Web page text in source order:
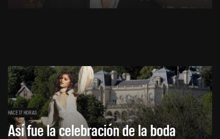
HACE 17 HORAS
Así fue la celebración de la boda